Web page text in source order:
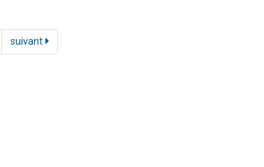
suivant